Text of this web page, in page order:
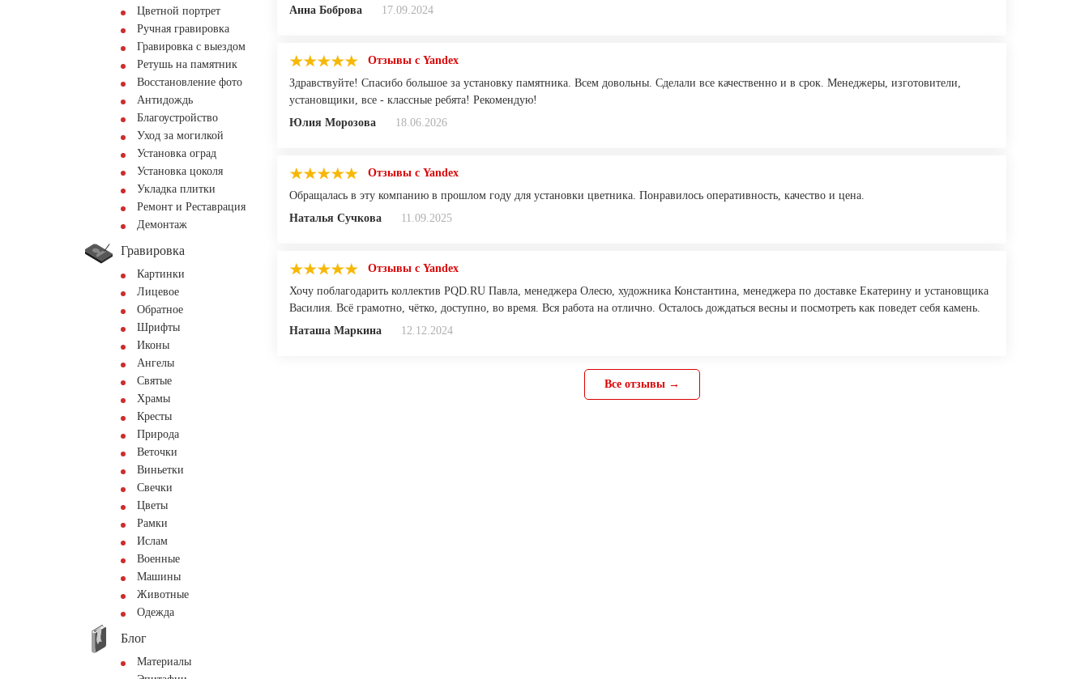
Цветной портрет
Ручная гравировка
Гравировка с выездом
Ретушь на памятник
Восстановление фото
Антидождь
Благоустройство
Уход за могилкой
Установка оград
Установка цоколя
Укладка плитки
Ремонт и Реставрация
Демонтаж
Гравировка
Картинки
Лицевое
Обратное
Шрифты
Иконы
Ангелы
Святые
Храмы
Кресты
Природа
Веточки
Виньетки
Свечки
Цветы
Рамки
Ислам
Военные
Машины
Животные
Одежда
Блог
Материалы
Анна Боброва
17.09.2024
Отзывы с Yandex
Здравствуйте! Спасибо большое за установку памятника. Всем довольны. Сделали все качественно и в срок. Менеджеры, изготовители,
установщики, все - классные ребята! Рекомендую!
Юлия Морозова
18.06.2026
Отзывы с Yandex
Обращалась в эту компанию в прошлом году для установки цветника. Понравилось оперативность, качество и цена.
Наталья Сучкова
11.09.2025
Отзывы с Yandex
Хочу поблагодарить коллектив PQD.RU Павла, менеджера Олесю, художника Константина, менеджера по доставке Екатерину и установщика
Василия. Всё грамотно, чётко, доступно, во время. Вся работа на отлично. Осталось дождаться весны и посмотреть как поведет себя камень.
Наташа Маркина
12.12.2024
Все отзывы →